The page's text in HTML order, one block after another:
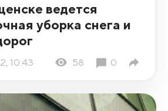
ведется
уборка снега и
10:43 58 0